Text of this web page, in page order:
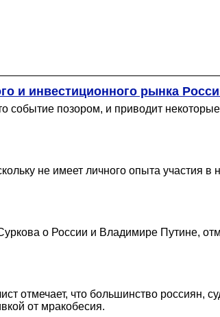
и инвестиционного рынка
позором, и приводит
не имеет личного опыта участия в
о России и Владимире Путине,
отмечает, что большинство
от мракобесия.